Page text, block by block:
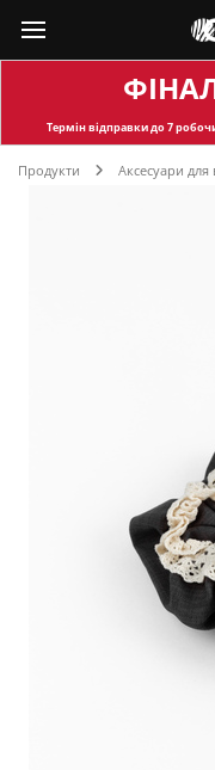
Термін відправкидо 7
Продукти Аксесуари для